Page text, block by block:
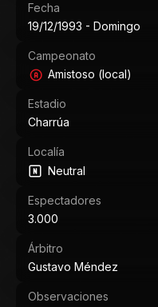
Fecha
19/12/1993 - Domingo
Campeonato
Amistoso (local)
Estadio
Charrúa
Localía
Neutral
Espectadores
3.000
Árbitro
Gustavo Méndez
Observaciones